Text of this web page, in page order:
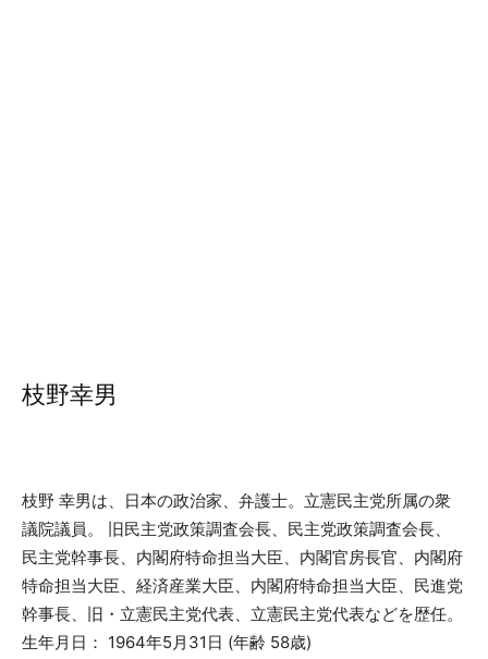
枝野幸男
枝野 幸男は、日本の政治家、弁護士。立憲民主党所属の衆
議院議員。 旧民主党政策調査会長、民主党政策調査会長、
民主党幹事長、内閣府特命担当大臣、内閣官房長官、内閣府
特命担当大臣、経済産業大臣、内閣府特命担当大臣、民進党
幹事長、旧・立憲民主党代表、立憲民主党代表などを歴任。
生年月日： 1964年5月31日 (年齢 58歳)